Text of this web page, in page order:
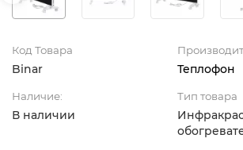
Код Товара
Binar Теплофон
Наличие:
В наличии
Тип товара